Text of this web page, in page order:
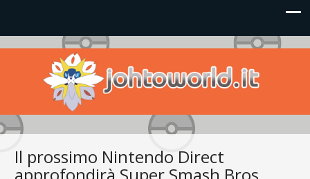
Johto World
Le novità più frizzanti dall'universo Pokémon e Nintendo
Il prossimo Nintendo Direct
approfondirà Super Smash Bros.